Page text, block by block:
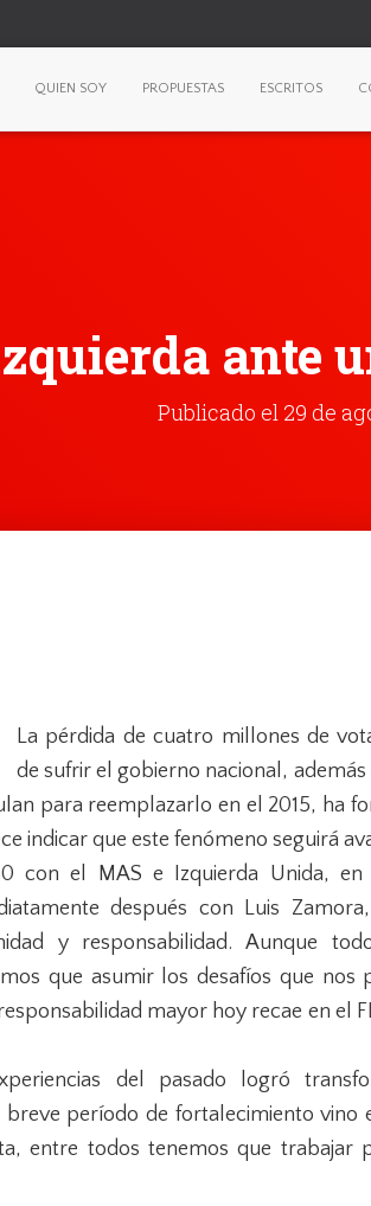
QUIEN SOY PROPUESTAS ESCRITOS
ante
Publicado el 29 de
La pérdida de cuatro millones de
de sufrir el gobierno nacional, además
para reemplazarlo en el 2015, ha
indicar que este fenómeno seguirá
con el MAS e Izquierda Unida,
después con Luis
y responsabilidad. Aunque
que asumir los desafíos que nos
mayor hoy recae en el
del pasado logró
período de fortalecimiento vino
entre todos tenemos que trabajar